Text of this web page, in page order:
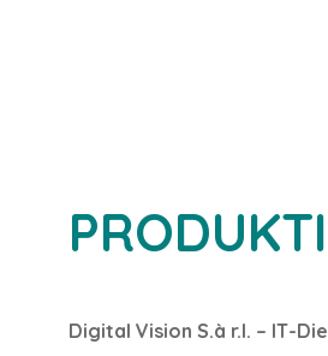
Digital Vision S.à r.l. – IT-